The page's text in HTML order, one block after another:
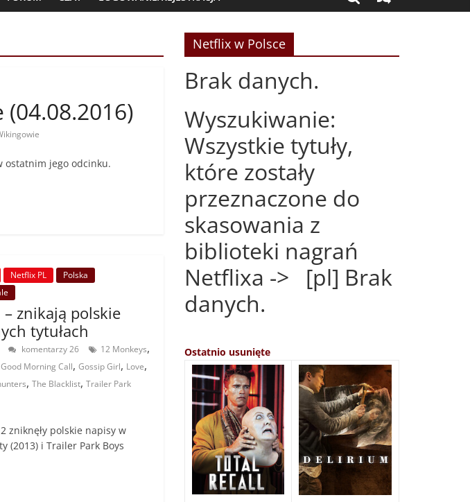
ostatnim jego odcinku.
Netflix PL
Polska
znikają polskie
tytułach
komentarzy 26 12 Monkeys,
Good Morning Call,Gossip Girl, Love,
,The Blacklist,Trailer Park
zniknęły polskie napisy w
(2013) i Trailer Park Boys
Netflix w Polsce
Brak danych.
Wyszukiwanie:
Wszystkie tytuły,
które zostały
przeznaczone do
skasowania z
biblioteki nagrań
Netflixa -> [pl] Brak
danych.
Ostatnio usunięte